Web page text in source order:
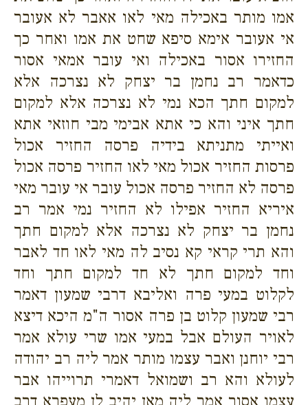
אמו מותר באכילה מאי לאו אאבר לא אעובר
אי אעובר אימא סיפא שחט את אמו ואחר כך
החזירו אסור באכילה ואי עובר אמאי אסור
כדאמר רב נחמן בר יצחק לא נצרכה אלא
למקום חתך הכא נמי לא נצרכה אלא למקום
חתך איני והא כי אתא אבימי מבי חוזאי אתא
ואייתי מתניתא בידיה פרסה החזיר אכול
פרסות החזיר אכול מאי לאו החזיר פרסה אכול
פרסה לא החזיר פרסה אכול עובר אי עובר מאי
איריא החזיר אפילו לא החזיר נמי אמר רב
נחמן בר יצחק לא נצרכה אלא למקום חתך
והא תרי קראי קא נסיב לה מאי לאו חד לאבר
וחד למקום חתך לא חד למקום חתך וחד
לקלוט במעי פרה ואליבא דרבי שמעון דאמר
רבי שמעון קלוט בן פרה אסור ה"מ היכא דיצא
לאויר העולם אבל במעי אמו שרי עולא אמר
רבי יוחנן ואבר עצמו מותר אמר ליה רב יהודה
לעולא והא רב ושמואל דאמרי תרוייהו אבר